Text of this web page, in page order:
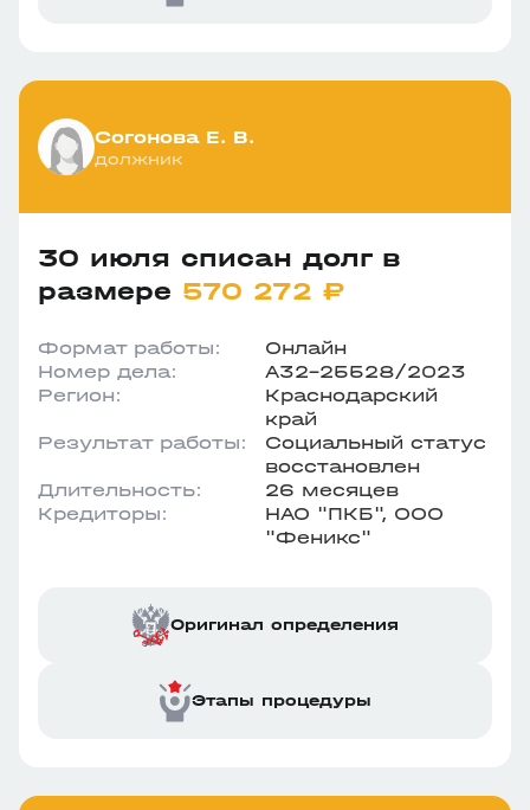
Согонова Е. В.
должник
30 июля списан долг в
размере 570 272 ₽
Формат работы:
Онлайн
Номер дела:
А32-25528/2023
Регион:
Краснодарский
край
Результат работы:
Социальный статус
восстановлен
Длительность:
26 месяцев
Кредиторы:
НАО "ПКБ", ООО
"Феникс"
Оригинал определения
Этапы процедуры